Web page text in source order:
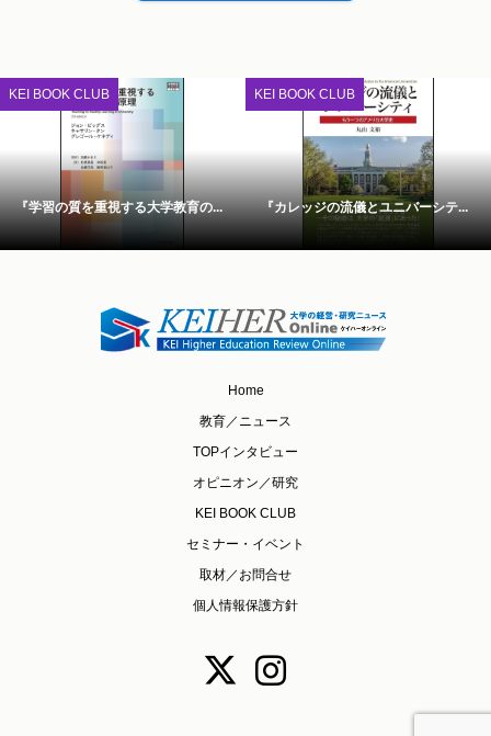
KEI BOOK CLUB
『学習の質を重視する大学教育の...
KEI BOOK CLUB
『カレッジの流儀とユニバーシテ...
Home
教育／ニュース
TOPインタビュー
オピニオン／研究
KEI BOOK CLUB
セミナー・イベント
取材／お問合せ
個人情報保護方針